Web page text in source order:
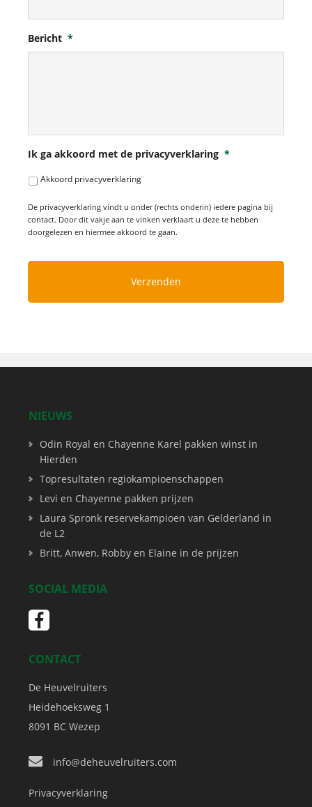
Bericht *
Ik ga akkoord met de privacyverklaring *
Akkoord privacyverklaring
De privacyverklaring vindt u onder (rechts onderin) iedere pagina bij
contact. Door dit vakje aan te vinken verklaart u deze te hebben
doorgelezen en hiermee akkoord te gaan.
NIEUWS
Odin Royal en Chayenne Karel pakken winst in
Hierden
Topresultaten regiokampioenschappen
Levi en Chayenne pakken prijzen
Laura Spronk reservekampioen van Gelderland in
de L2
Britt, Anwen, Robby en Elaine in de prijzen
SOCIAL MEDIA
CONTACT
De Heuvelruiters
Heidehoeksweg 1
8091 BC Wezep
info@deheuvelruiters.com
Privacyverklaring